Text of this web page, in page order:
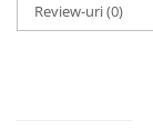
Review-uri(0)